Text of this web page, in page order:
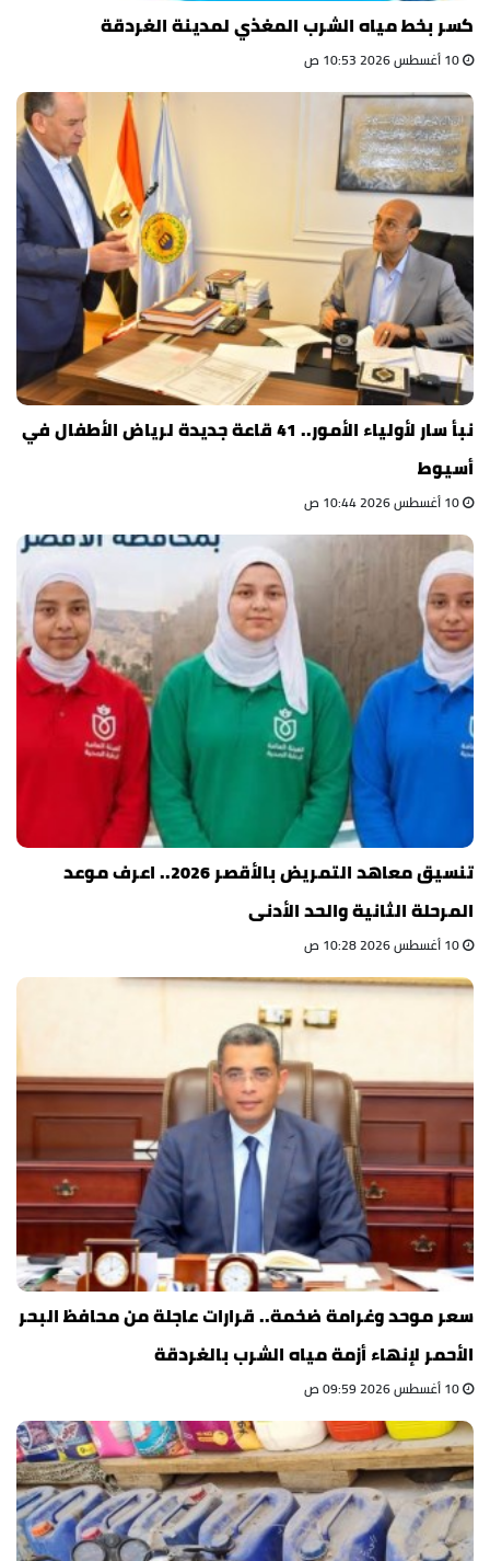
كسر بخط مياه الشرب المغذي لمدينة الغردقة
نبأ سار لأولياء الأمور.. 41 قاعة جديدة لرياض الأطفال في
أسيوط
تنسيق معاهد التمريض بالأقصر 2026.. اعرف موعد
المرحلة الثانية والحد الأدنى
سعر موحد وغرامة ضخمة.. قرارات عاجلة من محافظ البحر
الأحمر لإنهاء أزمة مياه الشرب بالغردقة